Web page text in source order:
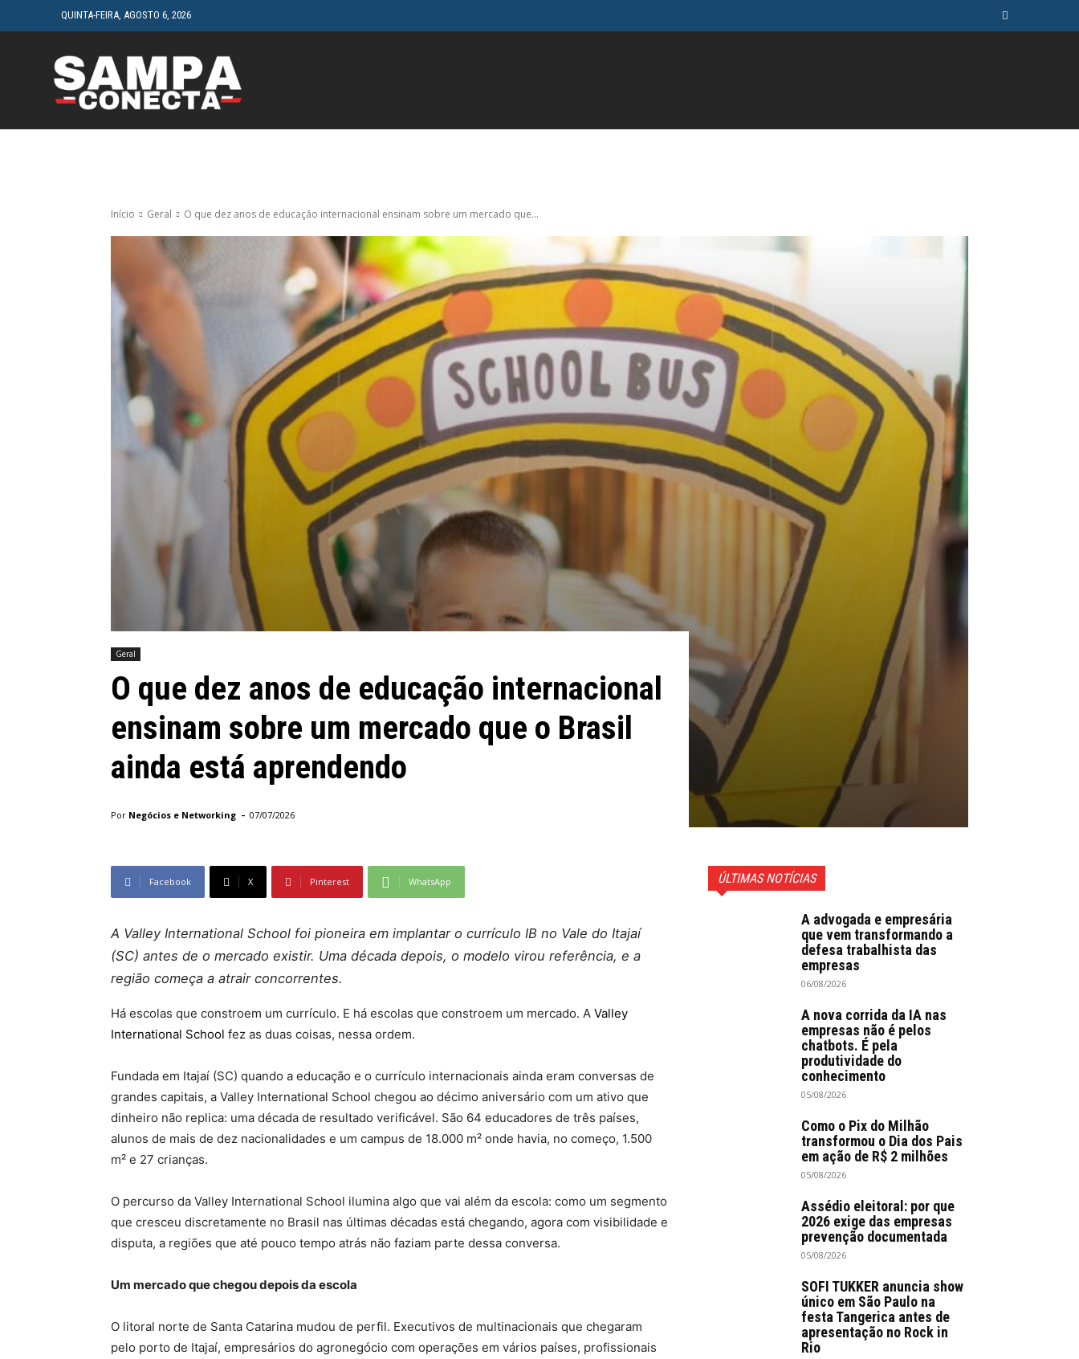
QUINTA-FEIRA, AGOSTO 6, 2026
Início Geral O que dez anos de educação internacional ensinam sobre um mercado que...
Geral
O que dez anos de educação internacional
ensinam sobre um mercado que o Brasil
ainda está aprendendo
Por Negócios e Networking - 07/07/2026
Facebook X Pinterest WhatsApp
A Valley International School foi pioneira em implantar o currículo IB no Vale do Itajaí
(SC) antes de o mercado existir. Uma década depois, o modelo virou referência, e a
região começa a atrair concorrentes.
Há escolas que constroem um currículo. E há escolas que constroem um mercado. A Valley
International School fez as duas coisas, nessa ordem.
Fundada em Itajaí (SC) quando a educação e o currículo internacionais ainda eram conversas de
grandes capitais, a Valley International School chegou ao décimo aniversário com um ativo que
dinheiro não replica: uma década de resultado verificável. São 64 educadores de três países,
alunos de mais de dez nacionalidades e um campus de 18.000 m² onde havia, no começo, 1.500
m² e 27 crianças.
O percurso da Valley International School ilumina algo que vai além da escola: como um segmento
que cresceu discretamente no Brasil nas últimas décadas está chegando, agora com visibilidade e
disputa, a regiões que até pouco tempo atrás não faziam parte dessa conversa.
Um mercado que chegou depois da escola
O litoral norte de Santa Catarina mudou de perfil. Executivos de multinacionais que chegaram
pelo porto de Itajaí, empresários do agronegócio com operações em vários países, profissionais
ÚLTIMAS NOTÍCIAS
A advogada e empresária
que vem transformando a
defesa trabalhista das
empresas
06/08/2026
A nova corrida da IA nas
empresas não é pelos
chatbots. É pela
produtividade do
conhecimento
05/08/2026
Como o Pix do Milhão
transformou o Dia dos Pais
em ação de R$ 2 milhões
05/08/2026
Assédio eleitoral: por que
2026 exige das empresas
prevenção documentada
05/08/2026
SOFI TUKKER anuncia show
único em São Paulo na
festa Tangerica antes de
apresentação no Rock in
Rio